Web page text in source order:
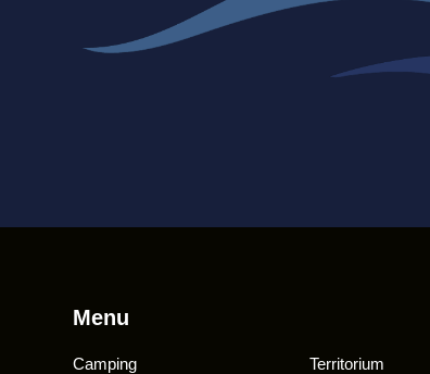
Menu
Camping Territorium